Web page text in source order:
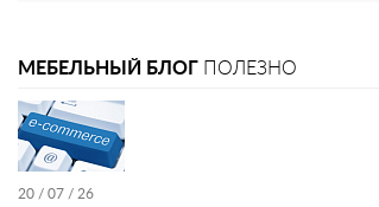
МЕБЕЛЬНЫЙ БЛОГ ПОЛЕЗНО
20 / 07 / 26